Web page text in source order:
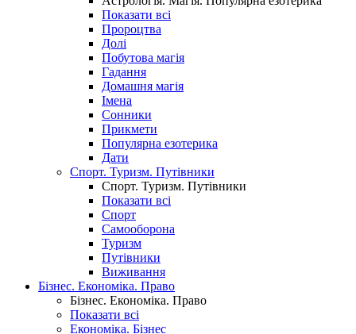
Показати всі
Пророцтва
Долі
Побутова магія
Гадання
Домашня магія
Імена
Сонники
Прикмети
Популярна езотерика
Дати
Спорт. Туризм. Путівники
Спорт. Туризм. Путівники
Показати всі
Спорт
Самооборона
Туризм
Путівники
Виживання
Бізнес. Економіка. Право
Бізнес. Економіка. Право
Показати всі
Економіка. Бізнес